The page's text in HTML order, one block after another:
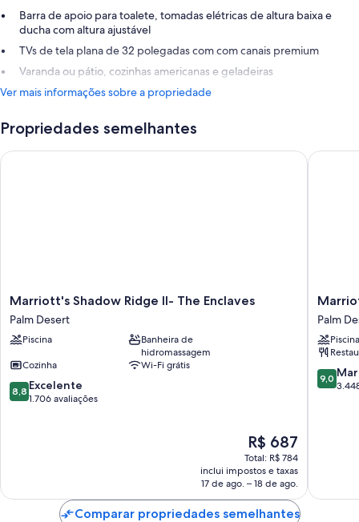
Barra de apoio para toalete, tomadas elétricas de altura baixa e
ducha com altura ajustável
TVs de tela plana de 32 polegadas com com canais premium
Varanda ou pátio, cozinhas americanas e geladeiras
Ver mais informações sobre a propriedade
Propriedades semelhantes
Marriott's
Shadow
Ridge
II-
Enclaves
Palm
Desert
Marriott's Shadow Ridge II- The Enclaves
Palm Desert
Piscina
Banheira de
hidromassagem
Cozinha
Wi-Fi grátis
8.8
de
8,8 Excelente
1.706 avaliações
O
preço
é
de
R$ 687
R$ 687
Total: R$ 784
inclui impostos e taxas
17 de ago. – 18 de ago.
Marriott's Shadow Ridge II- The Enclaves
Desert
Springs
Villas
II
Palm
Desert
Palm
Piscina
9.0
de
9,0
Comparar propriedades semelhantes